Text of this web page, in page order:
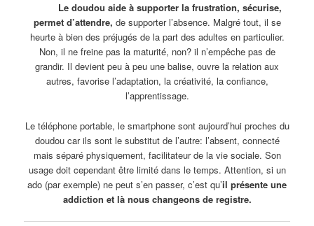
Le doudou aide à supporter la frustration, sécurise,
permet d’attendre, de supporter l’absence. Malgré tout, il se
heurte à bien des préjugés de la part des adultes en particulier.
Non, il ne freine pas la maturité, non? il n’empêche pas de
grandir. Il devient peu à peu une balise, ouvre la relation aux
autres, favorise l’adaptation, la créativité, la confiance,
l’apprentissage.
Le téléphone portable, le smartphone sont aujourd’hui proches du
doudou car ils sont le substitut de l’autre: l’absent, connecté
mais séparé physiquement, facilitateur de la vie sociale. Son
usage doit cependant être limité dans le temps. Attention, si un
ado (par exemple) ne peut s’en passer, c’est qu’il présente une
addiction et là nous changeons de registre.